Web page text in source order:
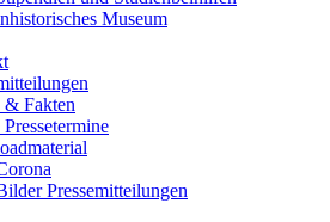
Museum
& Fakten
Pressemitteilungen